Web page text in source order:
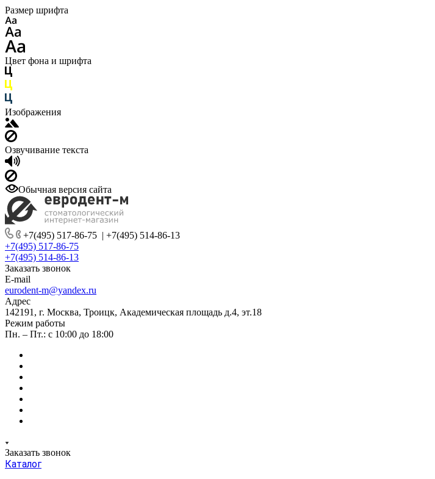
Размер шрифта
Цвет фона и шрифта
Изображения
Озвучивание текста
Обычная версия сайта
+7(495) 517-86-75 | +7(495) 514-86-13
+7(495) 517-86-75
+7(495) 514-86-13
Заказать звонок
E-mail
eurodent-m@yandex.ru
Адрес
142191, г. Москва, Троицк, Академическая площадь д.4, эт.18
Режим работы
Пн. – Пт.: с 10:00 до 18:00
Заказать звонок
Каталог